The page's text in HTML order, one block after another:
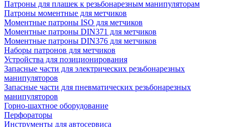
Патроны для плашек к резьбонарезным манипуляторам
Патроны моментные для метчиков
Моментные патроны ISO для метчиков
Моментные патроны DIN371 для метчиков
Моментные патроны DIN376 для метчиков
Наборы патронов для метчиков
Устройства для позиционирования
Запасные части для электрических резьбонарезных
манипуляторов
Запасные части для пневматических резьбонарезных
манипуляторов
Горно-шахтное оборудование
Перфораторы
Инструменты для автосервиса